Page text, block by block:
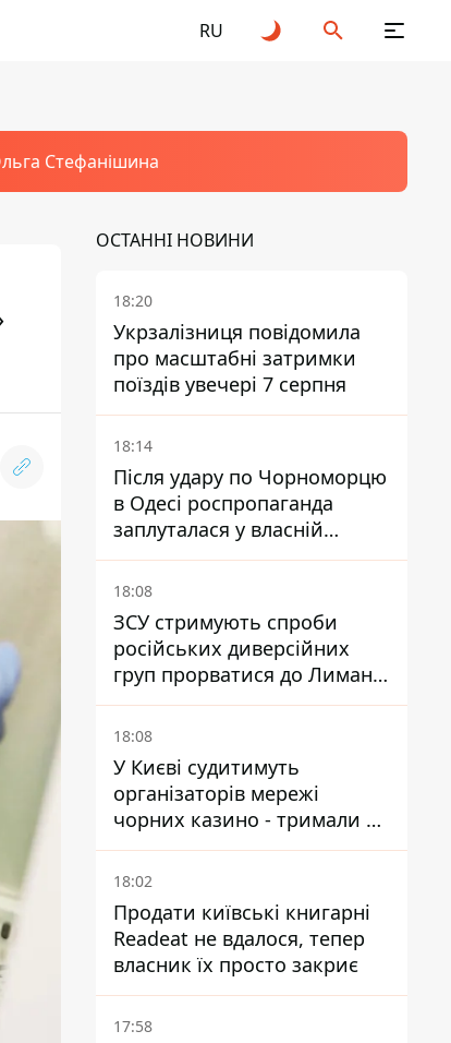
RU
Стефанішина
ОСТАННІ НОВИНИ
18:20
Укрзалізниця повідомила
про масштабні затримки
поїздів увечері 7 серпня
18:14
Після удару по Чорноморцю
в Одесі роспропаганда
заплуталася у власній
брехні
18:08
ЗСУ стримують спроби
російських диверсійних
груп прорватися до Лимана
- Трегубов
18:08
У Києві судитимуть
організаторів мережі
чорних казино - тримали 39
закладів
18:02
Продати київські книгарні
Readeat не вдалося, тепер
власник їх просто закриє
17:58